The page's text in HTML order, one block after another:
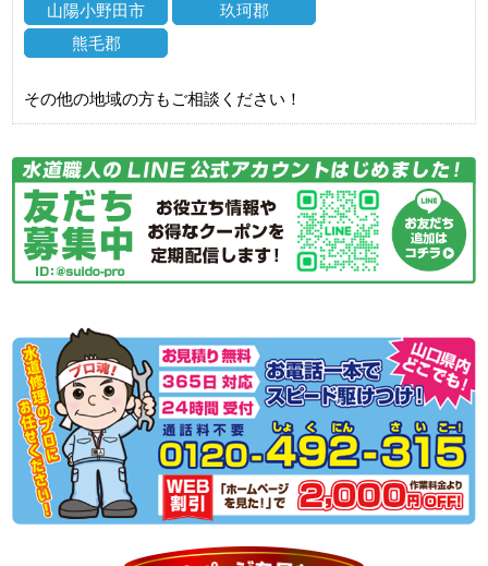
山陽小野田市
玖珂郡
熊毛郡
その他の地域の方もご相談ください！